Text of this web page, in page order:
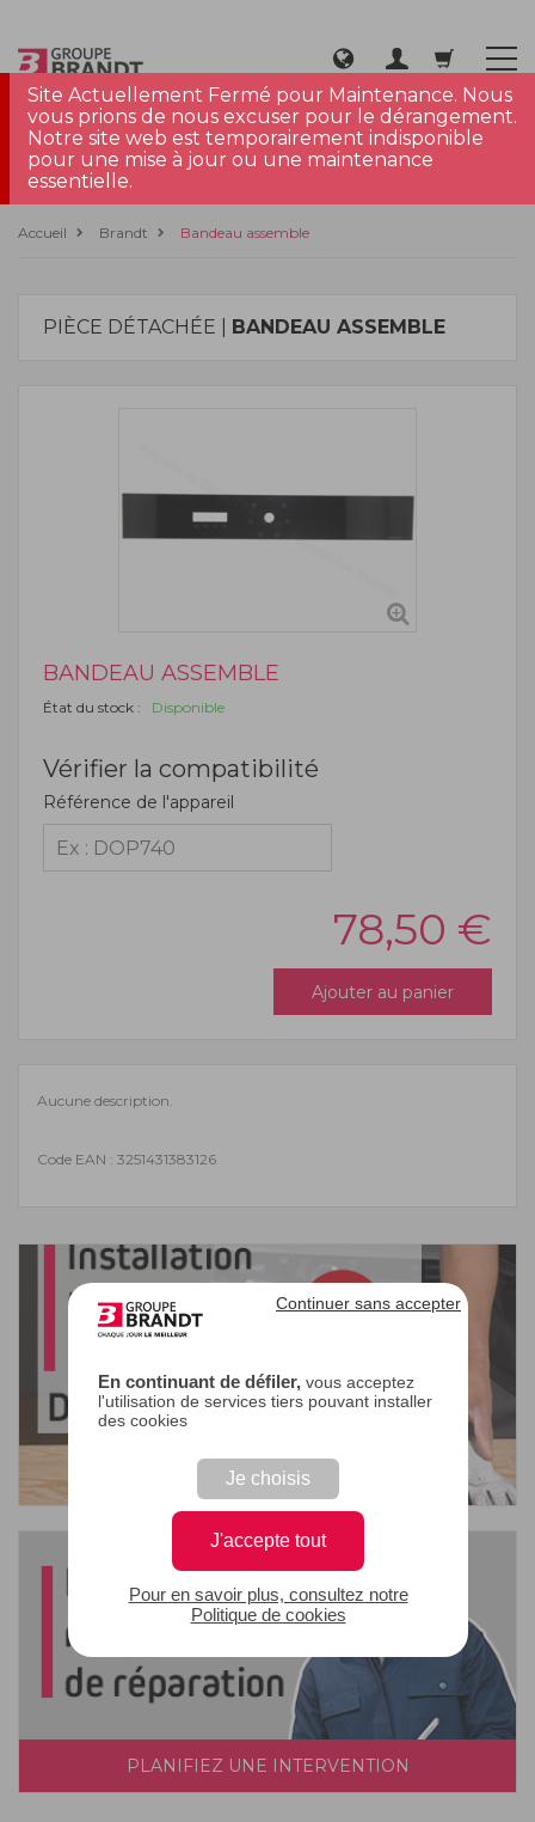
En continuant de défiler,vous acceptez
l'utilisation de services tiers pouvant installer
des cookies
Je choisis
J'accepte tout
Continuer sans accepter
Pour en savoir plus, consultez notre
Politique de cookies
Site Actuellement Fermé pour Maintenance. Nous
vous prions de nous excuser pour le dérangement.
Notre site web est temporairement indisponible
pour une mise à jour ou une maintenance
essentielle.
Accueil Brandt Bandeau assemble
PIÈCE DÉTACHÉE | BANDEAU ASSEMBLE
BANDEAU ASSEMBLE
État du stock : Disponible
Vérifier la compatibilité
Référence de l'appareil
78,50 €
Ajouter au panier
Aucune description.
Code EAN : 3251431383126
PLANIFIEZ UNE INTERVENTION